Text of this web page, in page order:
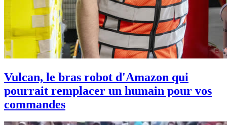
Vulcan, le bras robot d'Amazon qui
pourrait remplacer un humain pour vos
commandes